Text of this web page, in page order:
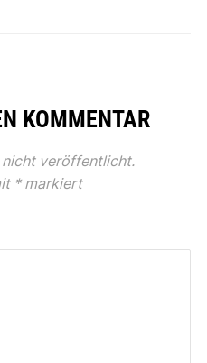
KOMMENTAR
nicht veröffentlicht.
*markiert